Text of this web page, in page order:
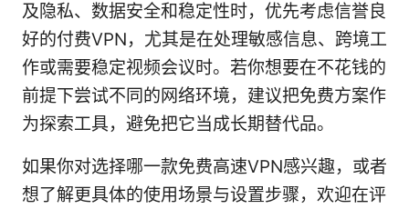
及隐私、数据安全和稳定性时，优先考虑信誉良
好的付费VPN，尤其是在处理敏感信息、跨境工
作或需要稳定视频会议时。若你想要在不花钱的
前提下尝试不同的网络环境，建议把免费方案作
为探索工具，避免把它当成长期替代品。
如果你对选择哪一款免费高速VPN感兴趣，或者
想了解更具体的使用场景与设置步骤，欢迎在评